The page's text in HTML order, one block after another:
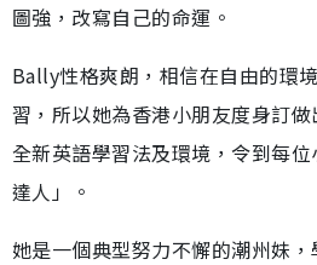
圖強，改寫自己的命運。
Bally性格爽朗，相信在自由的環
習，所以她為香港小朋友度身訂
全新英語學習法及環境，令到每
達人」。
她是一個典型努力不懈的潮州妹